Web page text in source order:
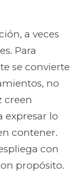
a veces
Para
se convierte
no
creen
expresar lo
contener.
con
propósito.